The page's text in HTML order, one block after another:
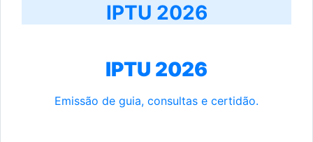
IPTU 2026
IPTU 2026
Emissão de guia, consultas e certidão.